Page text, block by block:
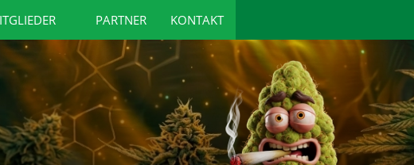
PARTNER KONTAKT